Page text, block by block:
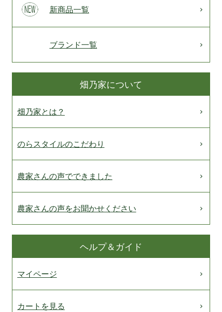
新商品一覧
ブランド一覧
畑乃家について
畑乃家とは？
のらスタイルのこだわり
農家さんの声でできました
農家さんの声をお聞かせください
ヘルプ＆ガイド
マイページ
カートを見る